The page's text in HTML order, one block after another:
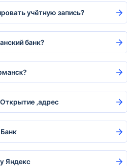
учётную запись?
банк?
,адрес
Яндекс